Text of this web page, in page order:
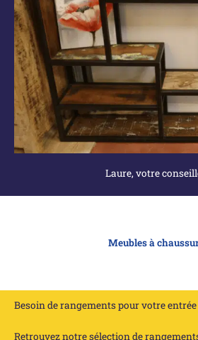
Laure, votre
Meubles à
Besoin de rangements pour votre entrée
Retrouvez notre sélection de